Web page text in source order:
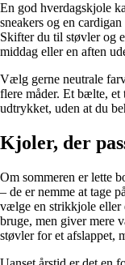
En god hverdagskjole
sneakers og en
Skifter du til støvler og
middag eller en aften
Vælg gerne neutrale
flere måder. Et bælte,
udtrykket, uden at du
Kjoler, der
Om sommeren er lette
– de er nemme at tage
vælge en strikkjole eller
bruge, men giver mere
støvler for et afslappet,